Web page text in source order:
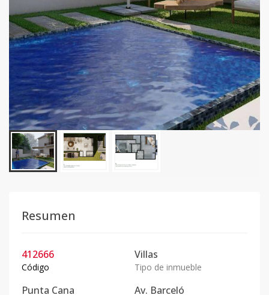
Resumen
412666
Código
Villas
Tipo de inmueble
Punta Cana Av. Barceló